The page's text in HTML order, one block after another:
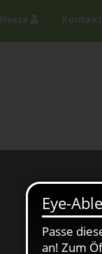
Kontakt